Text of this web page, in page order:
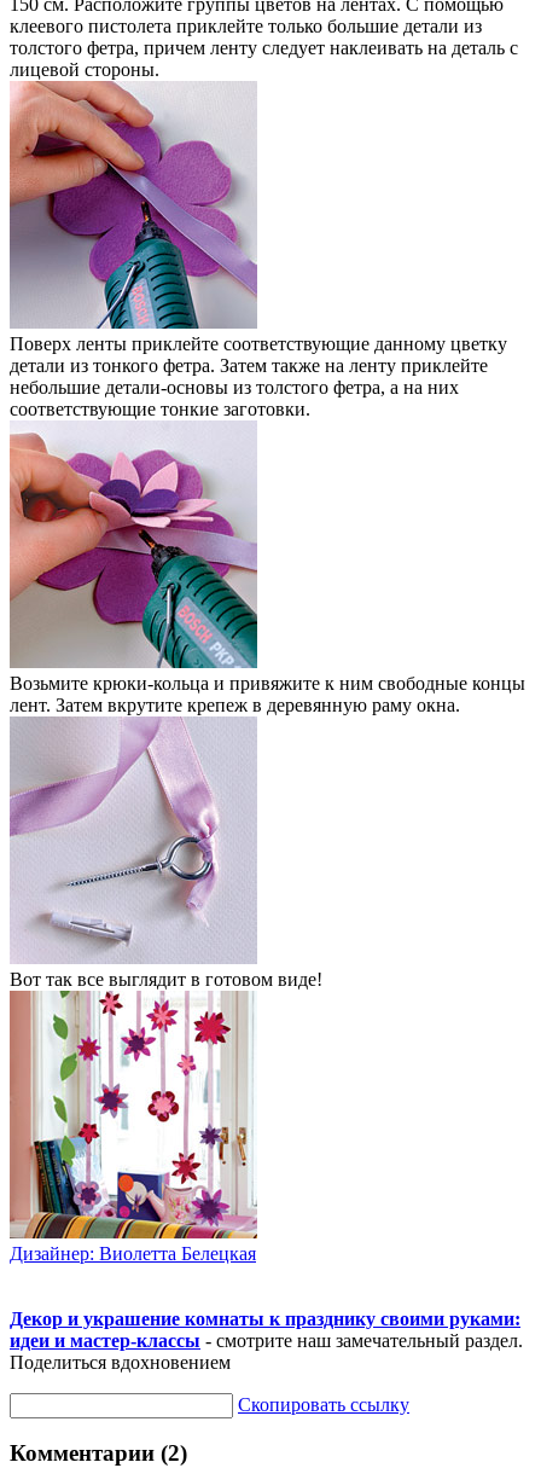
клеевого пистолета приклейте только большие детали из
толстого фетра, причем ленту следует наклеивать на деталь с
лицевой стороны.
Поверх ленты приклейте соответствующие данному цветку
детали из тонкого фетра. Затем также на ленту приклейте
небольшие детали-основы из толстого фетра, а на них
соответствующие тонкие заготовки.
Возьмите крюки-кольца и привяжите к ним свободные концы
лент. Затем вкрутите крепеж в деревянную раму окна.
Вот так все выглядит в готовом виде!
Дизайнер: Виолетта Белецкая
Декор и украшение комнаты к празднику своими руками:
идеи и мастер-классы - смотрите наш замечательный раздел.
Поделиться вдохновением
Скопировать ссылку
Комментарии (2)